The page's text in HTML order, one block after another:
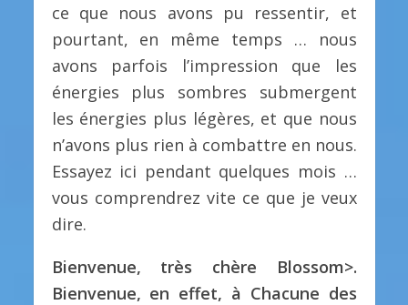
ce que nous avons pu ressentir, et
pourtant, en même temps … nous
avons parfois l’impression que les
énergies plus sombres submergent
les énergies plus légères, et que nous
n’avons plus rien à combattre en nous.
Essayez ici pendant quelques mois …
vous comprendrez vite ce que je veux
dire.
Bienvenue, très chère Blossom>.
Bienvenue, en effet, à Chacune des